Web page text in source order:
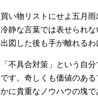
買い物リストにせよ五月
冷静な言葉では表せられ
出図した後も手が離れる
「不具合対策」という自
です。奇しくも価値のあ
かに貴重なノウハウの塊で